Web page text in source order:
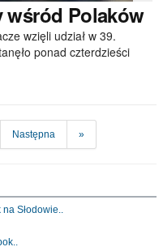
wśród Polaków
wzięli udział w 39.
ponad czterdzieści
Następna »
Słodowie..